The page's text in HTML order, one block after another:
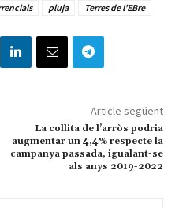
pluja Terres de l'EBre
Article següent
La collita de l’arròs podria
augmentar un 4,4% respecte la
campanya passada, igualant-se
als anys 2019-2022